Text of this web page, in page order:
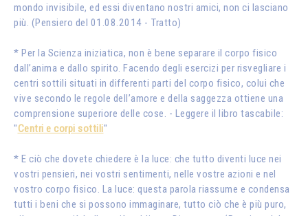
mondo invisibile, ed essi diventano nostri amici, non ci lasciano
più. (Pensiero del 01.08.2014 - Tratto)
* Per la Scienza iniziatica, non è bene separare il corpo fisico
dall’anima e dallo spirito. Facendo degli esercizi per risvegliare i
centri sottili situati in differenti parti del corpo fisico, colui che
vive secondo le regole dell’amore e della saggezza ottiene una
comprensione superiore delle cose. - Leggere il libro tascabile:
"Centri e corpi sottili"
* E ciò che dovete chiedere è la luce: che tutto diventi luce nei
vostri pensieri, nei vostri sentimenti, nelle vostre azioni e nel
vostro corpo fisico. La luce: questa parola riassume e condensa
tutti i beni che si possono immaginare, tutto ciò che è più puro,